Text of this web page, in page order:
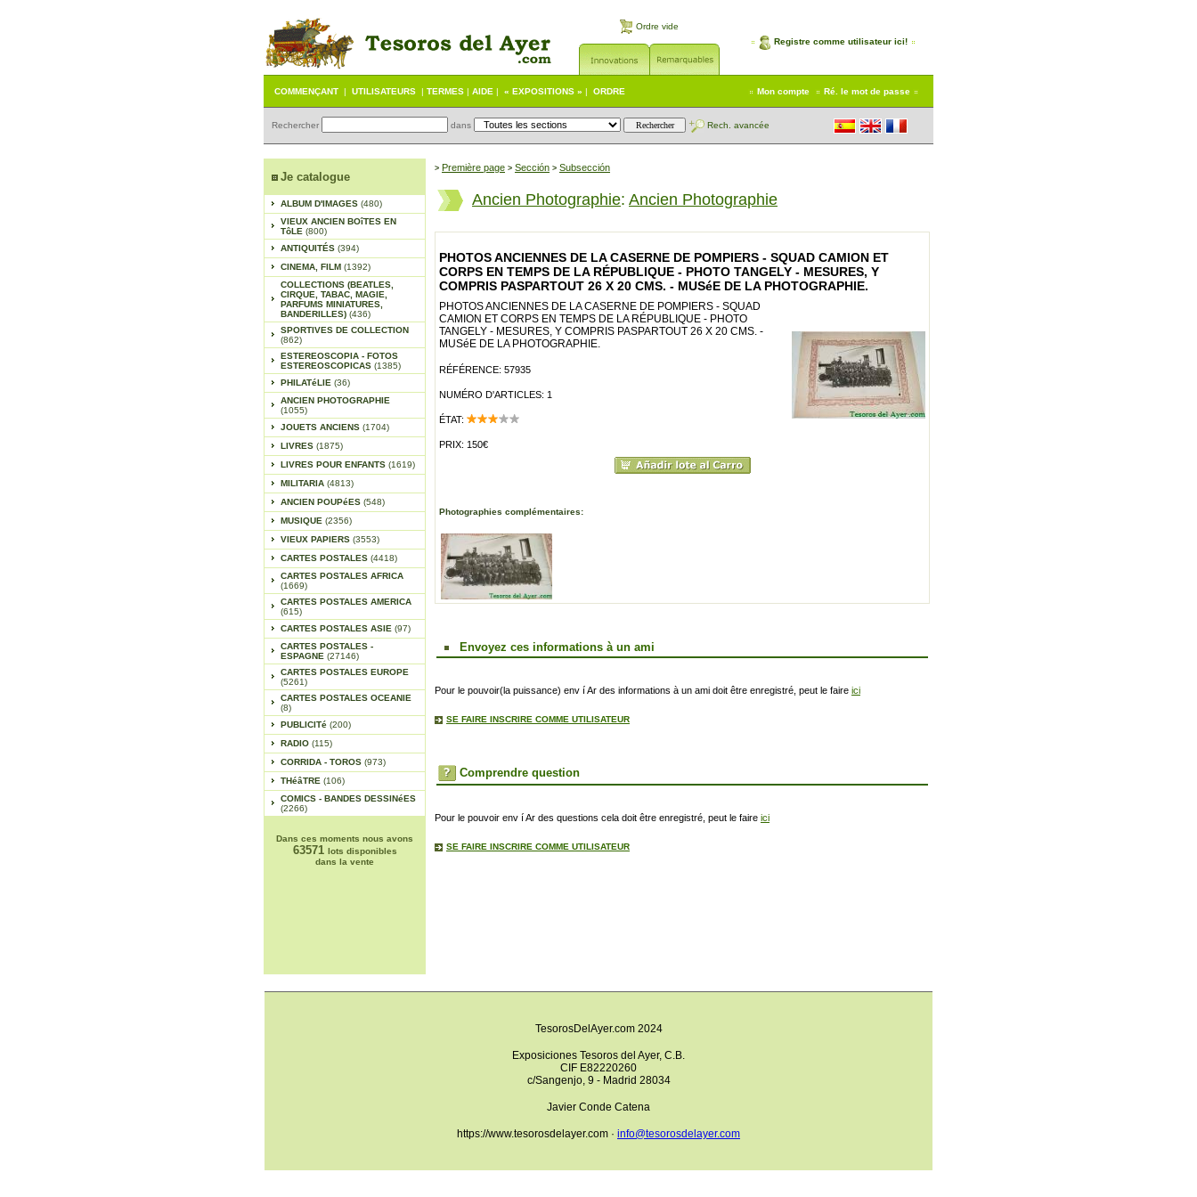
Ordre vide
Registre comme utilisateur ici!
COMMENÇANT | UTILISATEURS | TERMES | AIDE | « EXPOSITIONS » | ORDRE Mon compte Ré. le mot de passe
Rechercher dans Rech. avancée
Je catalogue
ALBUM D'IMAGES (480)
VIEUX ANCIEN BOîTES EN
TôLE (800)
ANTIQUITÉS (394)
CINEMA, FILM (1392)
COLLECTIONS (BEATLES,
CIRQUE, TABAC, MAGIE,
PARFUMS MINIATURES,
BANDERILLES) (436)
SPORTIVES DE COLLECTION
(862)
ESTEREOSCOPIA - FOTOS
ESTEREOSCOPICAS (1385)
PHILATéLIE (36)
ANCIEN PHOTOGRAPHIE
(1055)
JOUETS ANCIENS (1704)
LIVRES (1875)
LIVRES POUR ENFANTS (1619)
MILITARIA (4813)
ANCIEN POUPéES (548)
MUSIQUE (2356)
VIEUX PAPIERS (3553)
CARTES POSTALES (4418)
CARTES POSTALES AFRICA
(1669)
CARTES POSTALES AMERICA
(615)
CARTES POSTALES ASIE (97)
CARTES POSTALES -
ESPAGNE (27146)
CARTES POSTALES EUROPE
(5261)
CARTES POSTALES OCEANIE
(8)
PUBLICITé (200)
RADIO (115)
CORRIDA - TOROS (973)
THéâTRE (106)
COMICS - BANDES DESSINéES
(2266)
Dans ces moments nous avons
63571 lots disponibles
dans la vente
> Première page > Sección > Subsección
Ancien Photographie: Ancien Photographie
PHOTOS ANCIENNES DE LA CASERNE DE POMPIERS - SQUAD CAMION ET
CORPS EN TEMPS DE LA RÉPUBLIQUE - PHOTO TANGELY - MESURES, Y
COMPRIS PASPARTOUT 26 X 20 CMS. - MUSéE DE LA PHOTOGRAPHIE.
PHOTOS ANCIENNES DE LA CASERNE DE POMPIERS - SQUAD
CAMION ET CORPS EN TEMPS DE LA RÉPUBLIQUE - PHOTO
TANGELY - MESURES, Y COMPRIS PASPARTOUT 26 X 20 CMS. -
MUSéE DE LA PHOTOGRAPHIE.
RÉFÉRENCE: 57935
NUMÉRO D'ARTICLES: 1
ÉTAT:
PRIX: 150€
Photographies complémentaires:
Envoyez ces informations à un ami
Pour le pouvoir(la puissance) env í Ar des informations à un ami doit être enregistré, peut le faire ici
SE FAIRE INSCRIRE COMME UTILISATEUR
Comprendre question
Pour le pouvoir env í Ar des questions cela doit être enregistré, peut le faire ici
SE FAIRE INSCRIRE COMME UTILISATEUR
TesorosDelAyer.com 2024
Exposiciones Tesoros del Ayer, C.B.
CIF E82220260
c/Sangenjo, 9 - Madrid 28034
Javier Conde Catena
https://www.tesorosdelayer.com · info@tesorosdelayer.com